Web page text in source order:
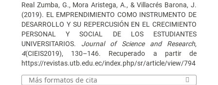
Real Zumba, G., Mora Aristega, A., & Villacrés Barona, J.
(2019). EL EMPRENDIMIENTO COMO INSTRUMENTO DE
DESARROLLO Y SU REPERCUSIÓN EN EL CRECIMIENTO
PERSONAL Y SOCIAL DE LOS ESTUDIANTES
UNIVERSITARIOS. Journal of Science and Research,
4(CIEIS2019), 130–146. Recuperado a partir de
https://revistas.utb.edu.ec/index.php/sr/article/view/794
Más formatos de cita